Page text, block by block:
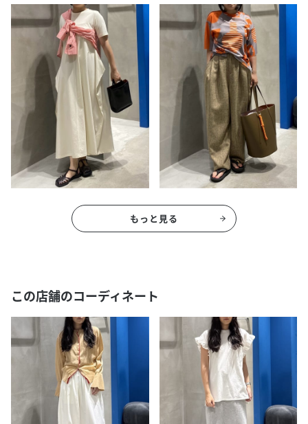
もっと見る
この店舗のコーディネート